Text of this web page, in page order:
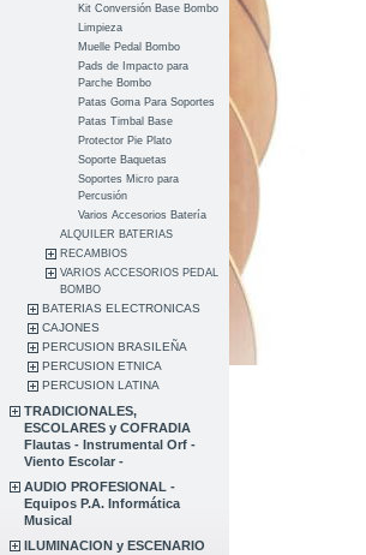
Kit Conversión Base Bombo
Limpieza
Muelle Pedal Bombo
Pads de Impacto para
Parche Bombo
Patas Goma Para Soportes
Patas Timbal Base
Protector Pie Plato
Soporte Baquetas
Soportes Micro para
Percusión
Varios Accesorios Batería
ALQUILER BATERIAS
RECAMBIOS
VARIOS ACCESORIOS PEDAL
BOMBO
BATERIAS ELECTRONICAS
CAJONES
PERCUSION BRASILEÑA
PERCUSION ETNICA
PERCUSION LATINA
TRADICIONALES,
ESCOLARES y COFRADIA
Flautas - Instrumental Orf -
Viento Escolar -
AUDIO PROFESIONAL -
Equipos P.A. Informática
Musical
ILUMINACION y ESCENARIO